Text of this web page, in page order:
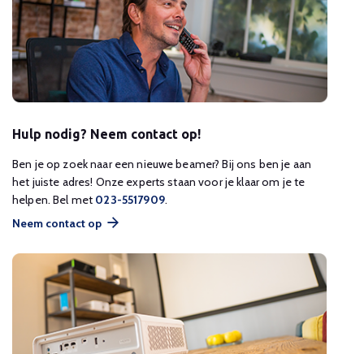
Hulp nodig? Neem contact op!
Ben je op zoek naar een nieuwe beamer? Bij ons ben je aan
het juiste adres! Onze experts staan voor je klaar om je te
helpen. Bel met 023-5517909.
Neem contact op